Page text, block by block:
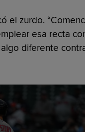
el zurdo.
esa recta
diferente